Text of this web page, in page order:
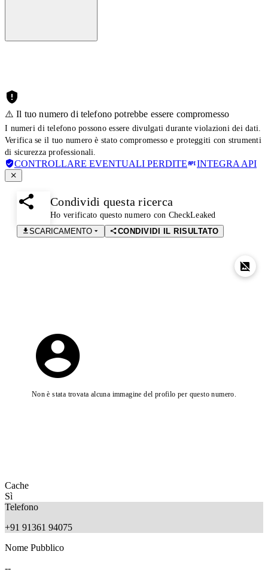
⚠️ Il tuo numero di telefono potrebbe essere compromesso
I numeri di telefono possono essere divulgati durante violazioni dei dati.
Verifica se il tuo numero è stato compromesso e proteggiti con strumenti
di sicurezza professionali.
CONTROLLARE EVENTUALI PERDITE INTEGRA API
Condividi questa ricerca
Ho verificato questo numero con CheckLeaked
SCARICAMENTO
CONDIVIDI IL RISULTATO
Non è stata trovata alcuna immagine del profilo per questo numero.
Cache
Sì
Telefono
+91 91361 94075
Nome Pubblico
--